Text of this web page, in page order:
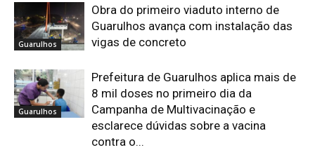
Guarulhos
Obra do primeiro viaduto interno de
Guarulhos avança com instalação das
vigas de concreto
Guarulhos
Prefeitura de Guarulhos aplica mais de
8 mil doses no primeiro dia da
Campanha de Multivacinação e
esclarece dúvidas sobre a vacina
contra o...